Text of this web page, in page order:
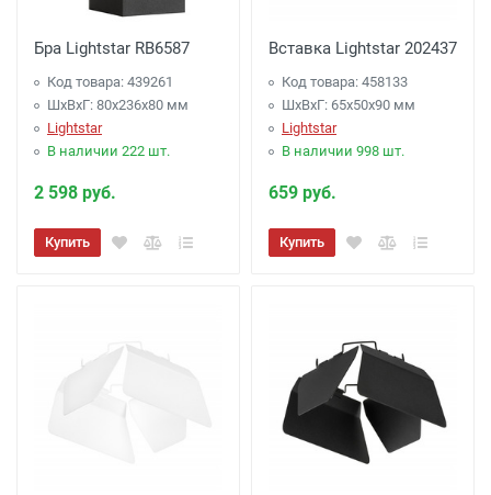
Бра Lightstar RB6587
Код товара: 439261
ШхВхГ: 80x236x80 мм
Lightstar
В наличии 222 шт.
2 598 руб.
Купить
Вставка Lightstar 202437
Код товара: 458133
ШхВхГ: 65x50x90 мм
Lightstar
В наличии 998 шт.
659 руб.
Купить